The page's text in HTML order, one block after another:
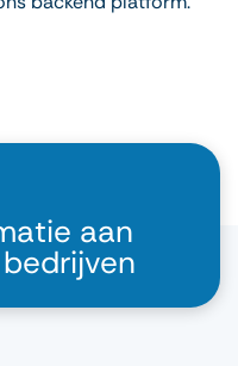
aan